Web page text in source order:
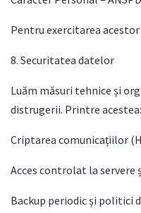
Pentru exercitarea
8. Securitatea datelor
Luăm măsuri tehnice și
distrugerii. Printre acestea:
Criptarea comunicațiilor
Acces controlat la servere
Backup periodic și politici